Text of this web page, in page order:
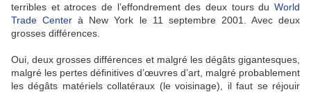
terribles et atroces de l’effondrement des deux tours du World
Trade Center à New York le 11 septembre 2001. Avec deux
grosses différences.
Oui, deux grosses différences et malgré les dégâts gigantesques,
malgré les pertes définitives d’œuvres d’art, malgré probablement
les dégâts matériels collatéraux (le voisinage), il faut se réjouir